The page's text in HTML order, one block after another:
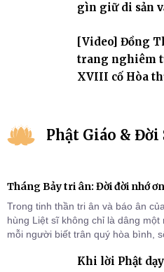
gìn giữ di sản
[Video] Đồng
trang nghiêm
XVIII cố Hòa
Phật Giáo & Đời
Tháng Bảy tri ân: Đời đời nhớ
Trong tinh thần tri ân và báo ân
hùng Liệt sĩ không chỉ là dâng
mỗi người biết trân quý hòa bình,
Khi lời Phật